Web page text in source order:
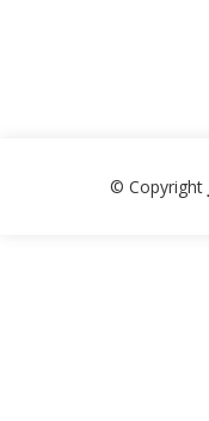
© Copyright